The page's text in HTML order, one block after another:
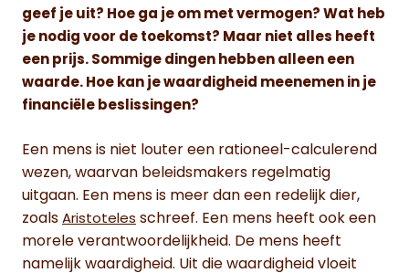
geef je uit? Hoe ga je om met vermogen? Wat heb
je nodig voor de toekomst? Maar niet alles heeft
een prijs. Sommige dingen hebben alleen een
waarde. Hoe kan je waardigheid meenemen in je
financiële beslissingen?
Een mens is niet louter een rationeel-calculerend
wezen, waarvan beleidsmakers regelmatig
uitgaan. Een mens is meer dan een redelijk dier,
zoals Aristoteles schreef. Een mens heeft ook een
morele verantwoordelijkheid. De mens heeft
namelijk waardigheid. Uit die waardigheid vloeit